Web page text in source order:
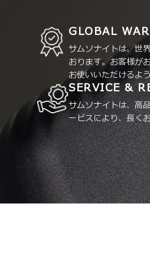
GLOBAL
サムソナイトは、世
おります。お客様が
お使いいただけるよ
SERVICE &
サムソナイトは、高
ービスにより、長く